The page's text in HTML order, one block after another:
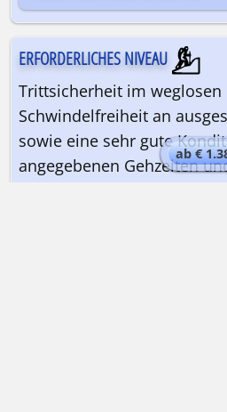
ab €
ERFORDERLICHES NIVEAU
Trittsicherheit im weglosen
Schwindelfreiheit an
sowie eine sehr gute
angegebenen Gehzeiten